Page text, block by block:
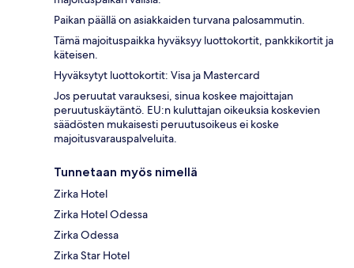
Paikan päällä on asiakkaiden turvana palosammutin.
Tämä majoituspaikka hyväksyy luottokortit, pankkikortit ja
käteisen.
Hyväksytyt luottokortit: Visa ja Mastercard
Jos peruutat varauksesi, sinua koskee majoittajan
peruutuskäytäntö. EU:n kuluttajan oikeuksia koskevien
säädösten mukaisesti peruutusoikeus ei koske
majoitusvarauspalveluita.
Tunnetaan myös nimellä
Zirka Hotel
Zirka Hotel Odessa
Zirka Odessa
Zirka Star Hotel